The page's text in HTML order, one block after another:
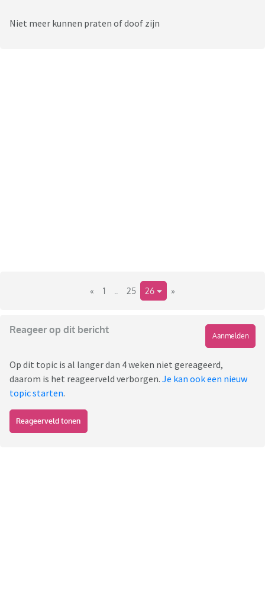
Niet meer kunnen praten of doof zijn
« 1 25 26 »
Reageer op dit bericht
Aanmelden
Op dit topic is al langer dan 4 weken niet gereageerd,
daarom is het reageerveld verborgen. Je kan ook een nieuw
topic starten.
Reageerveld tonen